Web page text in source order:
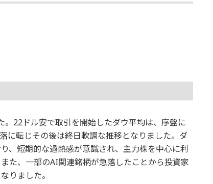
22ドル安で取引を開始したダウ平均は、序盤に
に転じその後は終日軟調な推移となりました。ダ
、短期的な過熱感が意識され、主力株を中心に利
た、一部のAI関連銘柄が急落したことから投資家
りました。